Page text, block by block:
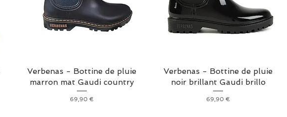
Verbenas - Bottine de pluie
marron mat Gaudi country
Prix
69,90 €
Verbenas - Bottine de pluie
noir brillant Gaudi brillo
Prix
69,90 €